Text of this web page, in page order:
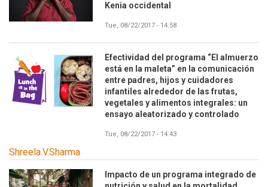
Kenia occidental
Tue, 08/22/2017 - 14:58
Efectividad del programa “El almuerzo
está en la maleta” en la comunicación
entre padres, hijos y cuidadores
infantiles alrededor de las frutas,
vegetales y alimentos integrales: un
ensayo aleatorizado y controlado
Tue, 08/22/2017 - 14:43
Shreela.V.Sharma
Impacto de un programa integrado de